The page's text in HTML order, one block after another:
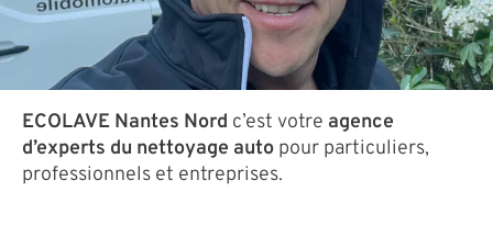
ECOLAVE Nantes Nord c’est votre agence
d’experts du nettoyage auto pour particuliers,
professionnels et entreprises.